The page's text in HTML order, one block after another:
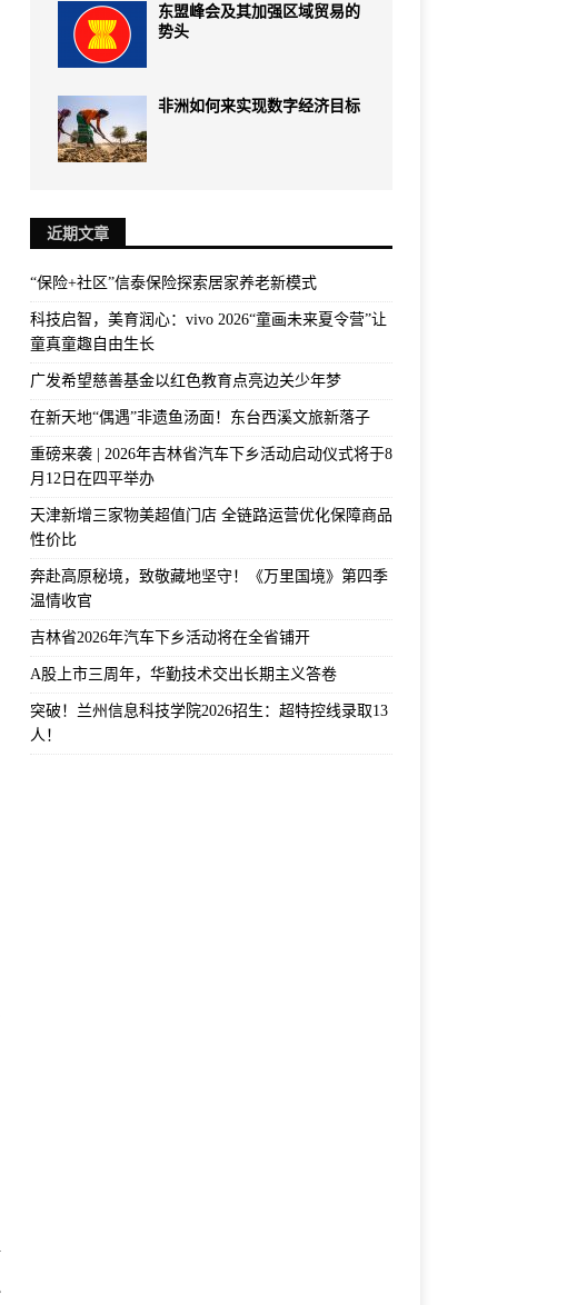
东盟峰会及其加强区域贸易的
势头
非洲如何来实现数字经济目标
近期文章
“保险+社区”信泰保险探索居家养老新模式
科技启智，美育润心：vivo 2026“童画未来夏令营”让
童真童趣自由生长
广发希望慈善基金以红色教育点亮边关少年梦
在新天地“偶遇”非遗鱼汤面！东台西溪文旅新落子
重磅来袭 | 2026年吉林省汽车下乡活动启动仪式将于8
月12日在四平举办
天津新增三家物美超值门店 全链路运营优化保障商品
性价比
奔赴高原秘境，致敬藏地坚守！《万里国境》第四季
温情收官
吉林省2026年汽车下乡活动将在全省铺开
A股上市三周年，华勤技术交出长期主义答卷
突破！兰州信息科技学院2026招生：超特控线录取13
人！